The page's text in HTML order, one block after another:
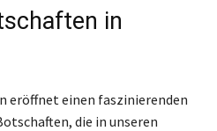
in
eröffnet einen faszinierenden
die in unseren